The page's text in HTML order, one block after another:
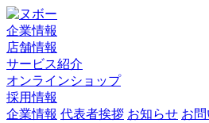
企業情報
店舗情報
サービス紹介
オンラインショップ
採用情報
企業情報 代表者挨拶 お知らせ お